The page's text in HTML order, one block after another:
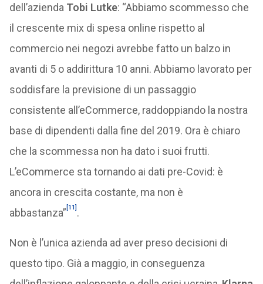
dell’azienda Tobi Lutke: “Abbiamo scommesso che
il crescente mix di spesa online rispetto al
commercio nei negozi avrebbe fatto un balzo in
avanti di 5 o addirittura 10 anni. Abbiamo lavorato per
soddisfare la previsione di un passaggio
consistente all’eCommerce, raddoppiando la nostra
base di dipendenti dalla fine del 2019. Ora è chiaro
che la scommessa non ha dato i suoi frutti.
L’eCommerce sta tornando ai dati pre-Covid: è
ancora in crescita costante, ma non è
abbastanza” [11] .
Non è l’unica azienda ad aver preso decisioni di
questo tipo. Già a maggio, in conseguenza